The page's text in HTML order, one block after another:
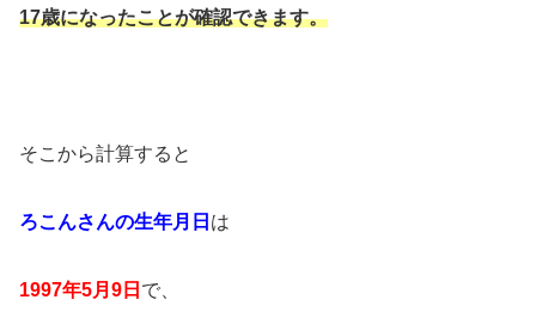
17歳になったことが確認できます。
そこから計算すると
ろこんさんの生年月日 は
1997年5月9日 で、